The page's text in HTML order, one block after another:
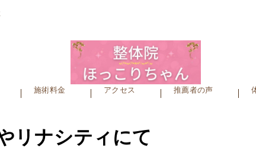
施術料金 アクセス 推薦者の声
リナシティにて